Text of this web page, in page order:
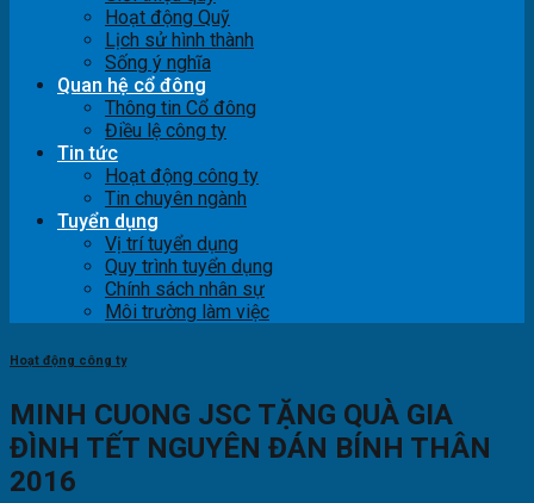
Hoạt động Quỹ
Lịch sử hình thành
Sống ý nghĩa
Quan hệ cổ đông
Thông tin Cổ đông
Điều lệ công ty
Tin tức
Hoạt động công ty
Tin chuyên ngành
Tuyển dụng
Vị trí tuyển dụng
Quy trình tuyển dụng
Chính sách nhân sự
Môi trường làm việc
Hoạt động công ty
MINH CUONG JSC TẶNG QUÀ GIA
ĐÌNH TẾT NGUYÊN ĐÁN BÍNH THÂN
2016